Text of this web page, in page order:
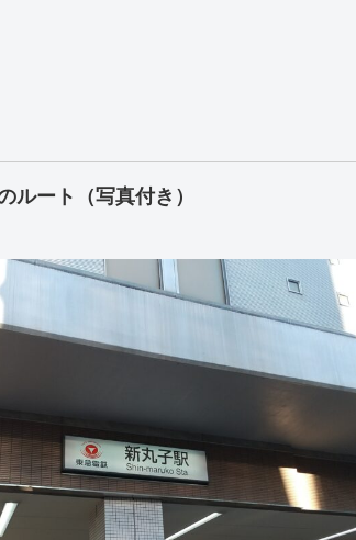
ルート（写真付き）